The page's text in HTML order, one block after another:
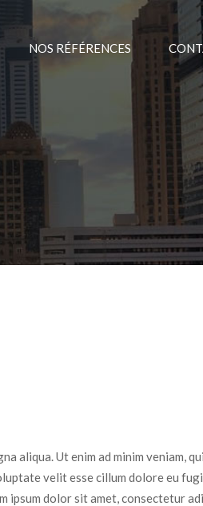
NOS RÉFÉRENCES
aliqua. Ut enim ad minim veniam,
velit esse cillum dolore eu
ipsum dolor sit amet, consectetur